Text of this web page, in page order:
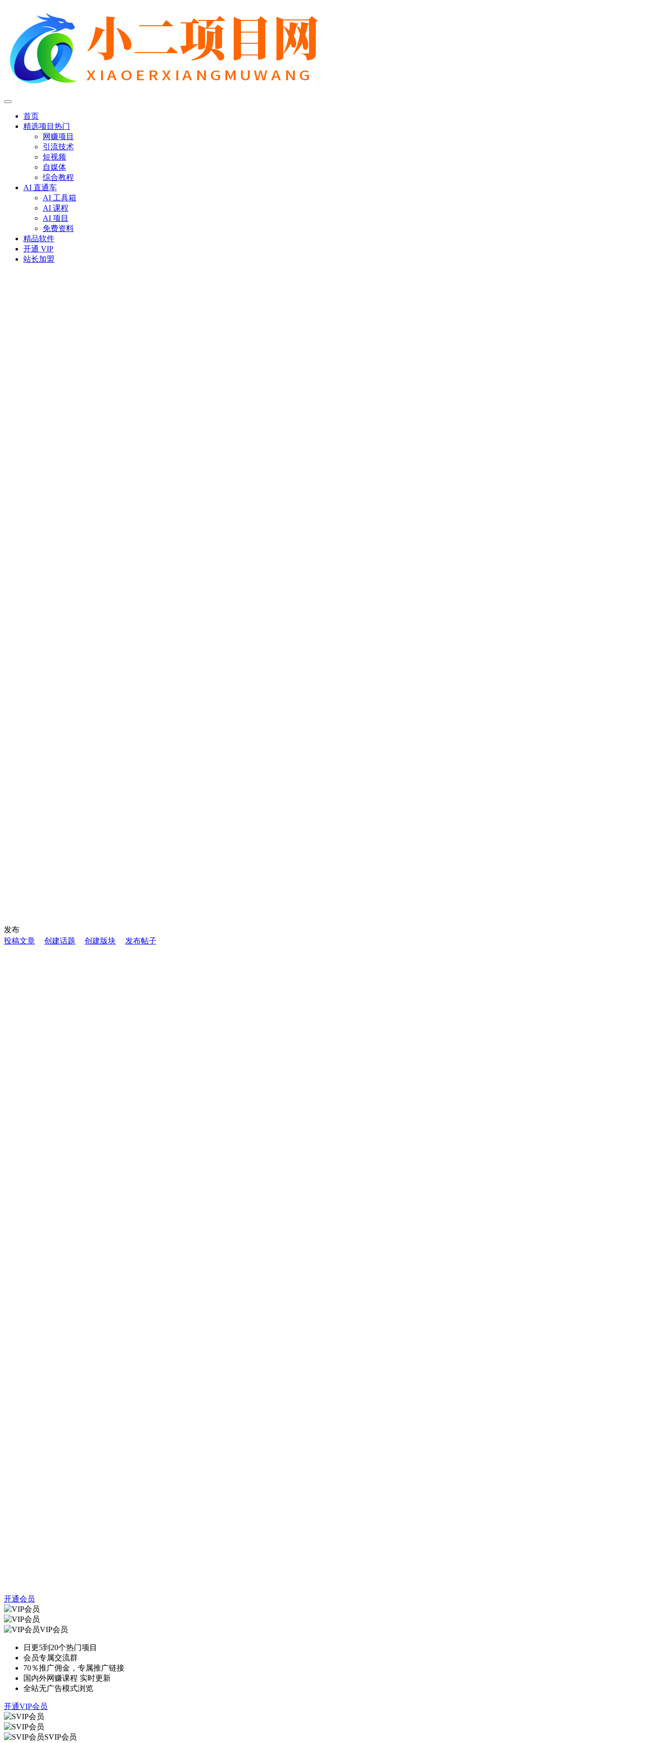
首页
精选项目 热门
网赚项目
引流技术
短视频
自媒体
综合教程
AI 直通车
AI 工具箱
AI 课程
AI 项目
免费资料
精品软件
开通 VIP
站长加盟
发布
投稿文章
创建话题 创建版块 发布帖子
开通会员
VIP会员
日更5到20个热门项目
会员专属交流群
70％推广佣金，专属推广链接
国内外网赚课程 实时更新
全站无广告模式浏览
开通VIP会员
SVIP会员